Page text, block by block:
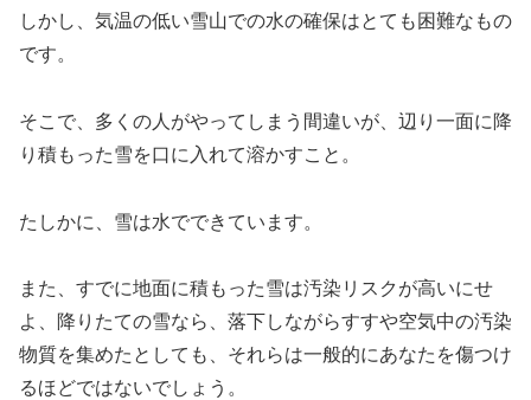
しかし、気温の低い雪山での水の確保はとても困難なもの
です。
そこで、多くの人がやってしまう間違いが、辺り一面に降
り積もった雪を口に入れて溶かすこと。
たしかに、雪は水でできています。
また、すでに地面に積もった雪は汚染リスクが高いにせ
よ、降りたての雪なら、落下しながらすすや空気中の汚染
物質を集めたとしても、それらは一般的にあなたを傷つけ
るほどではないでしょう。